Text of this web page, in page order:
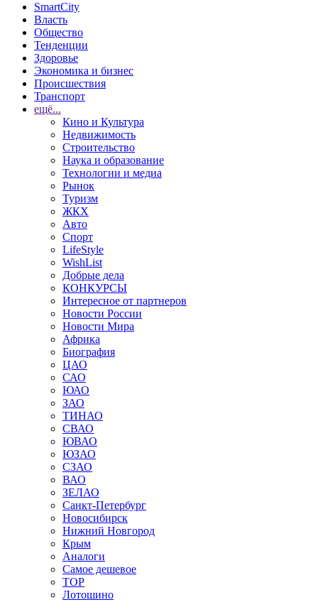
SmartCity
Власть
Общество
Тенденции
Здоровье
Экономика и бизнес
Происшествия
Транспорт
ещё...
Кино и Культура
Недвижимость
Строительство
Наука и образование
Технологии и медиа
Рынок
Туризм
ЖКХ
Авто
Спорт
LifeStyle
WishList
Добрые дела
КОНКУРСЫ
Интересное от партнеров
Новости России
Новости Мира
Африка
Биография
ЦАО
САО
ЮАО
ЗАО
ТИНАО
СВАО
ЮВАО
ЮЗАО
СЗАО
ВАО
ЗЕЛАО
Санкт-Петербург
Новосибирск
Нижний Новгород
Крым
Аналоги
Самое дешевое
TOP
Лотошино